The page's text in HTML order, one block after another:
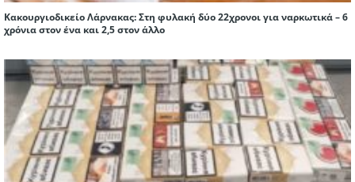
Κακουργιοδικείο Λάρνακας: Στη φυλακή δύο 22χρονοι για ναρκωτικά – 6
χρόνια στον ένα και 2,5 στον άλλο